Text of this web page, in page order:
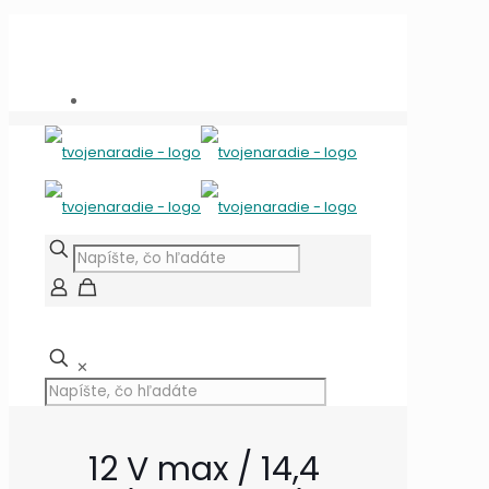
✕
12 V max / 14,4